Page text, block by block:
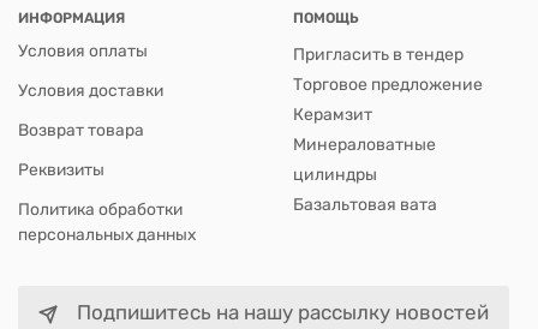
ИНФОРМАЦИЯ
Условия оплаты
Условия доставки
Возврат товара
Реквизиты
Политика обработки
персональных данных
ПОМОЩЬ
Пригласить в тендер
Торговое предложение
Керамзит
Минераловатные
цилиндры
Базальтовая вата
Подпишитесь на нашу рассылку новостей